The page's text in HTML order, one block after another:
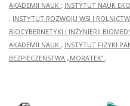
AKADEMII NAUK ; INSTYTUT NAUK
; INSTYTUT ROZWOJU WSI I
BIOCYBERNETYKI I INŻYNIERII
AKADEMII NAUK ; INSTYTUT FIZYKI
BEZPIECZEŃSTWA „MORATEX” ;